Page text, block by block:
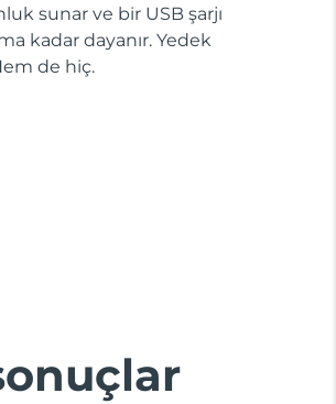
sunar ve bir USB şarjı
kadar dayanır. Yedek
de hiç.